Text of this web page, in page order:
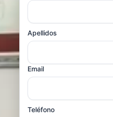
Apellidos
Email
Teléfono